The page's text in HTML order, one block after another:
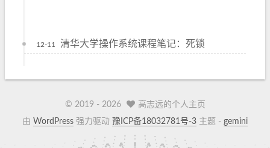
清华大学操作系统课程笔记：死锁
12-11
© 2019 - 2026
高志远的个人主页
由 WordPress 强力驱动 豫ICP备18032781号-3 主题 - gemini